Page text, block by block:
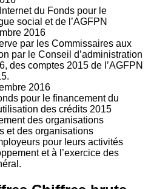
du Fonds pour le
social et de l’AGFPN
2016
par les Commissaires aux
par le Conseil d’administration
des comptes 2015 de l’AGFPN
2016
pour le financement du
des crédits 2015
des organisations
et des organisations
pour leurs activités
et à l’exercice des